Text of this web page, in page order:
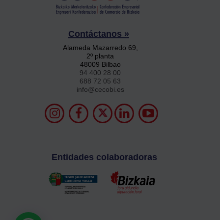
Contáctanos »
Alameda Mazarredo 69,
2º planta
48009 Bilbao
94 400 28 00
688 72 05 63
info@cecobi.es
Entidades colaboradoras